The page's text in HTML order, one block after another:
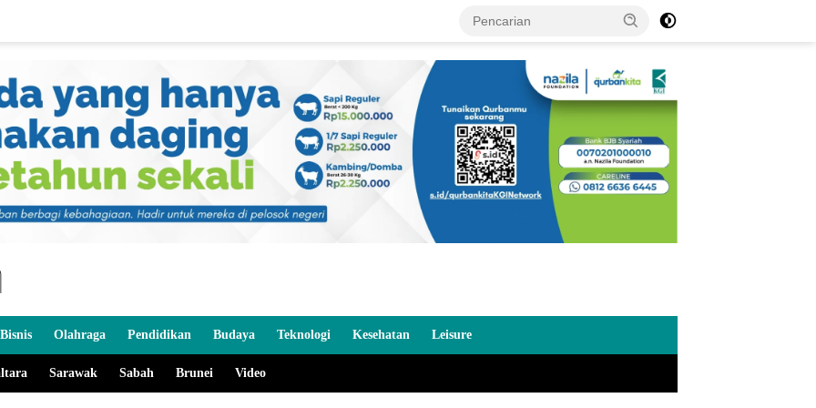
Olahraga Pendidikan Budaya Teknologi Kesehatan Leisure
Sarawak Sabah Brunei Video